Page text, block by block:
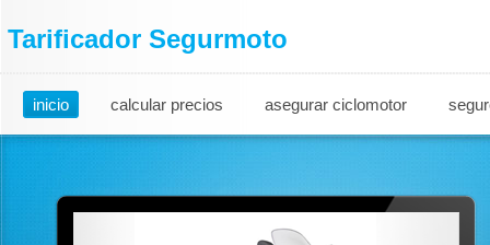
Tarificador Segurmoto
inicio calcular precios asegurar ciclomotor